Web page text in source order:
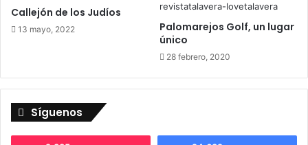
Callejón de los Judíos
13 mayo, 2022
Palomarejos Golf, un lugar
único
28 febrero, 2020
Síguenos